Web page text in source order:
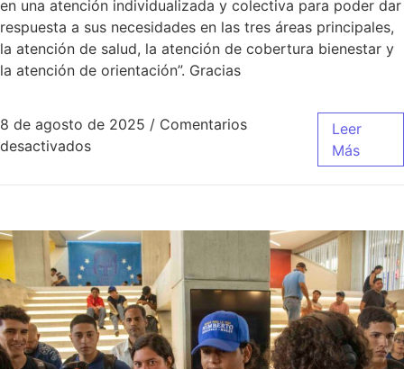
en una atención individualizada y colectiva para poder dar
respuesta a sus necesidades en las tres áreas principales,
la atención de salud, la atención de cobertura bienestar y
la atención de orientación”. Gracias
8 de agosto de 2025 / Comentarios
desactivados
Leer
Más